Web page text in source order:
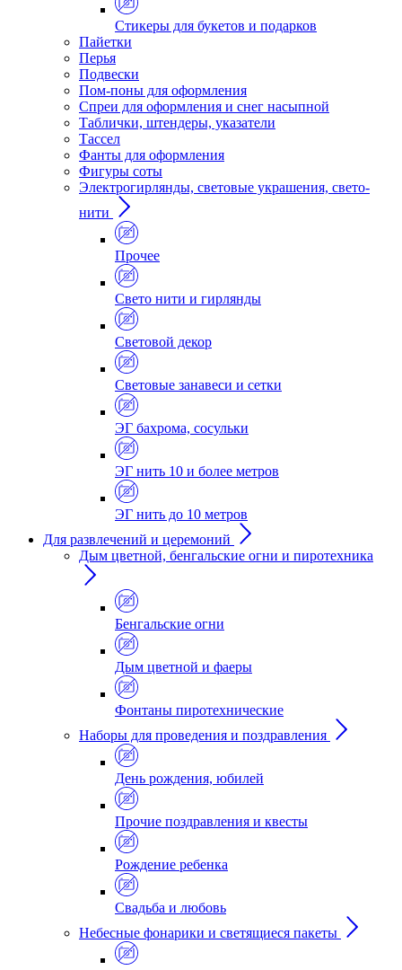
Стикеры для букетов и подарков
Пайетки
Перья
Подвески
Пом-поны для оформления
Спреи для оформления и снег насыпной
Таблички, штендеры, указатели
Тассел
Фанты для оформления
Фигуры соты
Электрогирлянды, световые украшения, свето-
нити
Прочее
Свето нити и гирлянды
Световой декор
Световые занавеси и сетки
ЭГ бахрома, сосульки
ЭГ нить 10 и более метров
ЭГ нить до 10 метров
Для развлечений и церемоний
Дым цветной, бенгальские огни и пиротехника
Бенгальские огни
Дым цветной и фаеры
Фонтаны пиротехнические
Наборы для проведения и поздравления
День рождения, юбилей
Прочие поздравления и квесты
Рождение ребенка
Свадьба и любовь
Небесные фонарики и светящиеся пакеты